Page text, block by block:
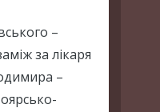
–
за лікаря
–